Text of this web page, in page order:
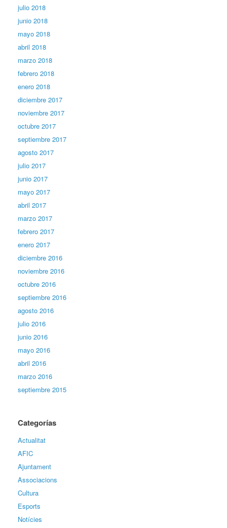
julio 2018
junio 2018
mayo 2018
abril 2018
marzo 2018
febrero 2018
enero 2018
diciembre 2017
noviembre 2017
octubre 2017
septiembre 2017
agosto 2017
julio 2017
junio 2017
mayo 2017
abril 2017
marzo 2017
febrero 2017
enero 2017
diciembre 2016
noviembre 2016
octubre 2016
septiembre 2016
agosto 2016
julio 2016
junio 2016
mayo 2016
abril 2016
marzo 2016
septiembre 2015
Categorías
Actualitat
AFIC
Ajuntament
Associacions
Cultura
Esports
Notícies